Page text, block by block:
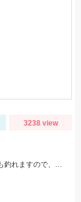
3238 view
今なら遠投しなくても数釣り出来ますよ♪小さなサイズも釣れますので、針は6号を用意しましょう！